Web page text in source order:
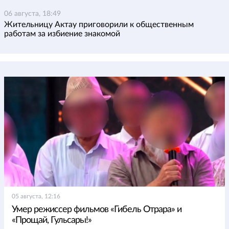
06 августа, 18:49
Жительницу Актау приговорили к общественным
работам за избиение знакомой
05 августа, 12:16
Умер режиссер фильмов «Гибель Отрара» и
«Прощай, Гульсары!»